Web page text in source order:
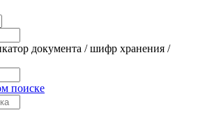
документа / шифр хранения /
поиске